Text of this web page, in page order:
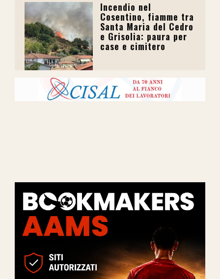
Incendio nel
Cosentino, fiamme tra
Santa Maria del Cedro
e Grisolia: paura per
case e cimitero